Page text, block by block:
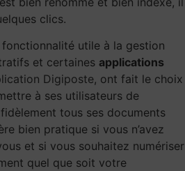
clics.
utile à la gestion
et certaines applications
Digiposte, ont fait le choix
à ses utilisateurs de
tous ses documents
bien pratique si vous n’avez
et si vous souhaitez numériser
quel que soit votre